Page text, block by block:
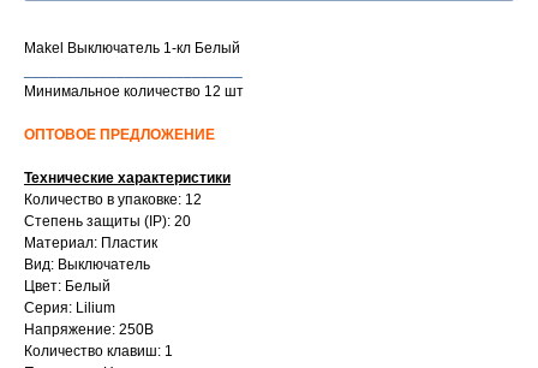
Makel Выключатель 1-кл Белый
Минимальное количество 12 шт
ОПТОВОЕ ПРЕДЛОЖЕНИЕ
Технические характеристики
Количество в упаковке: 12
Степень защиты (IP): 20
Материал: Пластик
Вид: Выключатель
Цвет: Белый
Серия: Lilium
Напряжение: 250В
Количество клавиш: 1